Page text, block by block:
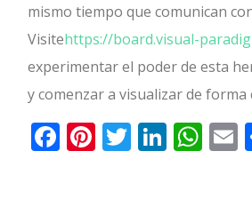
mismo tiempo que comunican
Visitehttps://board.visual-
experimentar el poder de esta
y comenzar a visualizar de forma
Facebook
Pinterest
Twitter